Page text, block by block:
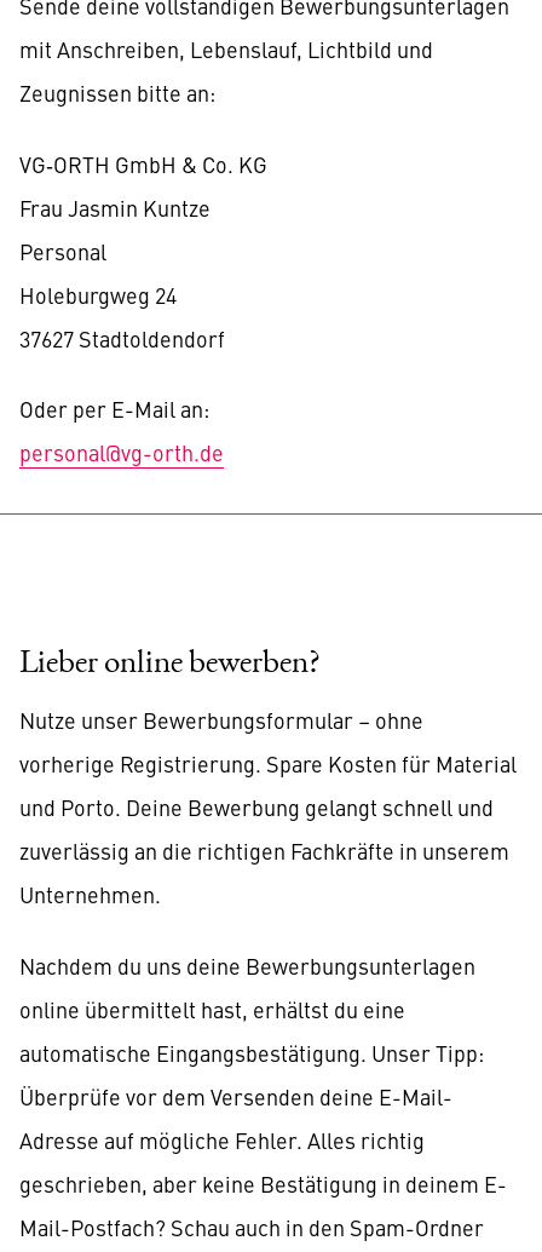
mit Anschreiben, Lebenslauf, Lichtbild und
Zeugnissen bitte an:
VG‑ORTH GmbH & Co. KG
Frau Jasmin Kuntze
Personal
Holeburgweg 24
37627 Stadtoldendorf
Oder per E-Mail an:
personal@vg-orth.de
Lieber online bewerben?
Nutze unser Bewerbungsformular – ohne
vorherige Registrierung. Spare Kosten für Material
und Porto. Deine Bewerbung gelangt schnell und
zuverlässig an die richtigen Fachkräfte in unserem
Unternehmen.
Nachdem du uns deine Bewerbungsunterlagen
online übermittelt hast, erhältst du eine
automatische Eingangsbestätigung. Unser Tipp:
Überprüfe vor dem Versenden deine E-Mail-
Adresse auf mögliche Fehler. Alles richtig
geschrieben, aber keine Bestätigung in deinem E-
Mail-Postfach? Schau auch in den Spam-Ordner